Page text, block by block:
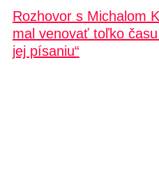
Rozhovor s Michalom
mal venovať toľko
jej písaniu“